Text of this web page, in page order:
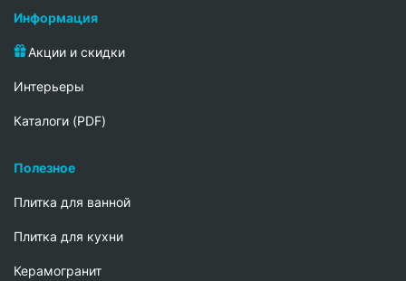
Информация
Акции и скидки
Интерьеры
Каталоги (PDF)
Полезное
Плитка для ванной
Плитка для кухни
Керамогранит